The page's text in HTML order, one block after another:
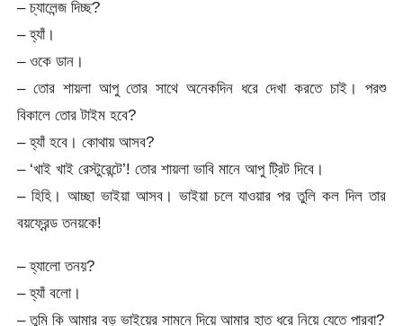
– চ্যালেন্জ দিচ্ছ?
– হ্যাঁ।
– ওকে ডান।
– তোর শায়লা আপু তোর সাথে অনেকদিন ধরে দেখা করতে চাই। পরশু
বিকালে তোর টাইম হবে?
– হ্যাঁ হবে। কোথায় আসব?
– ‘খাই খাই রেস্টুরেন্টে’! তোর শায়লা ভাবি মানে আপু ট্রিট দিবে।
– হিহি। আচ্ছা ভাইয়া আসব। ভাইয়া চলে যাওয়ার পর তুলি কল দিল তার
বয়ফ্রেন্ড তনয়কে!
– হ্যালো তনয়?
– হ্যাঁ বলো।
– তুমি কি আমার বড় ভাইয়ের সামনে দিয়ে আমার হাত ধরে নিয়ে যেতে পারবা?